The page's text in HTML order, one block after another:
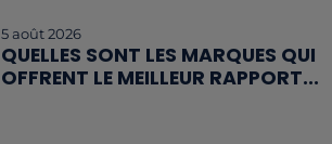
5 août 2026
QUELLES SONT LES MARQUES QUI
OFFRENT LE MEILLEUR RAPPORT...